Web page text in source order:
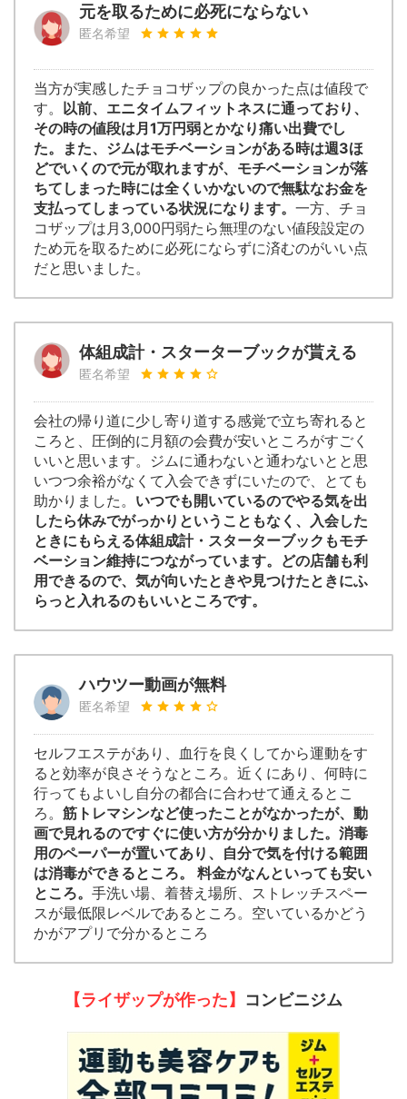
元を取るために必死にならない
匿名希望
当方が実感したチョコザップの良かった点は値段で
す。 以前、エニタイムフィットネスに通っており、
その時の値段は月1万円弱とかなり痛い出費でし
た。また、ジムはモチベーションがある時は週3ほ
どでいくので元が取れますが、モチベーションが落
ちてしまった時には全くいかないので無駄なお金を
支払ってしまっている状況になります。 一方、チョ
コザップは月3,000円弱たら無理のない値段設定の
ため元を取るために必死にならずに済むのがいい点
だと思いました。
体組成計・スターターブックが貰える
匿名希望
会社の帰り道に少し寄り道する感覚で立ち寄れると
ころと、圧倒的に月額の会費が安いところがすごく
いいと思います。ジムに通わないと通わないとと思
いつつ余裕がなくて入会できずにいたので、とても
助かりました。 いつでも開いているのでやる気を出
したら休みでがっかりということもなく、入会した
ときにもらえる体組成計・スターターブックもモチ
ベーション維持につながっています。どの店舗も利
用できるので、気が向いたときや見つけたときにふ
らっと入れるのもいいところです。
ハウツー動画が無料
匿名希望
セルフエステがあり、血行を良くしてから運動をす
ると効率が良さそうなところ。近くにあり、何時に
行ってもよいし自分の都合に合わせて通えるとこ
ろ。 筋トレマシンなど使ったことがなかったが、動
画で見れるのですぐに使い方が分かりました。消毒
用のペーパーが置いてあり、自分で気を付ける範囲
は消毒ができるところ。 料金がなんといっても安い
ところ。 手洗い場、着替え場所、ストレッチスペー
スが最低限レベルであるところ。空いているかどう
かがアプリで分かるところ
【ライザップが作った】 コンビニジム